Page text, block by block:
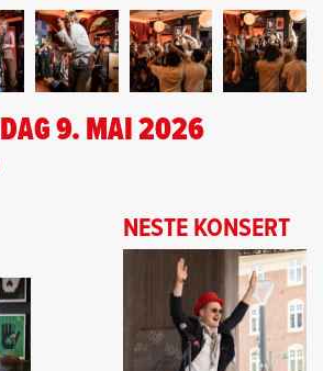
9. MAI 2026
NESTE KONSERT